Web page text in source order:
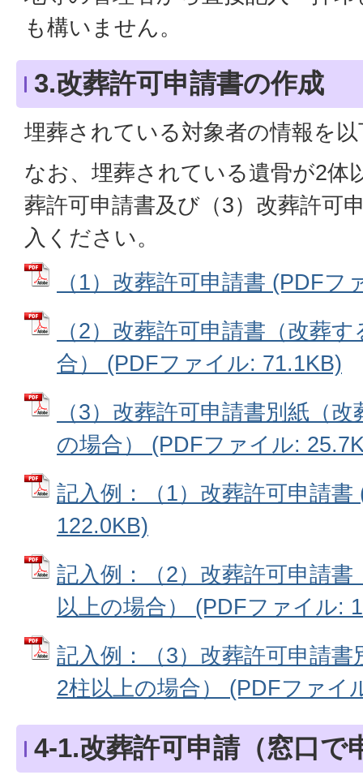
も構いません。
3.改葬許可申請書の作成
埋葬されている対象者の情報を
なお、埋葬されている遺骨が2体
葬許可申請書及び（3）改葬許可
入ください。
（1）改葬許可申請書 (PDFフ
（2）改葬許可申請書（改葬
合） (PDFファイル: 71.1KB)
（3）改葬許可申請書別紙（
の場合） (PDFファイル:
記入例：（1）改葬許可申請
122.0KB)
記入例：（2）改葬許可申請
以上の場合） (PDFファイル:
記入例：（3）改葬許可申請
2柱以上の場合） (PDFファイ
4-1.改葬許可申請（窓口で